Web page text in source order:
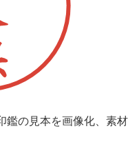
鑑の見本を画像化、素材